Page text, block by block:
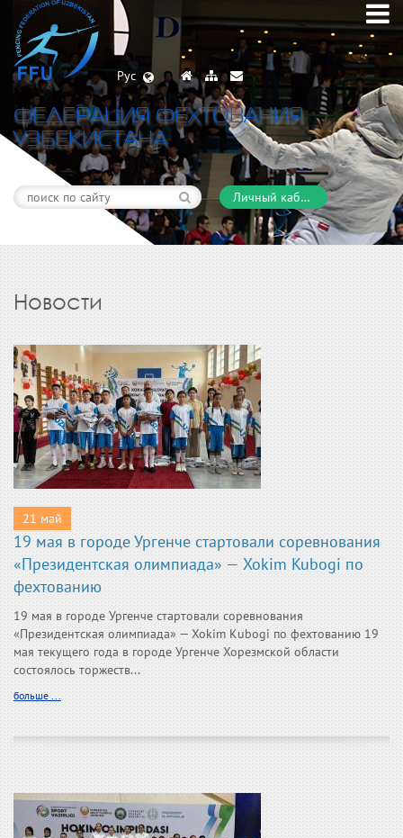
Рус
ФЕДЕРАЦИЯ ФЕХТОВАНИЯ
УЗБЕКИСТАНА
Личный кабинет
Новости
21 май
19 мая в городе Ургенче стартовали соревнования
«Президентская олимпиада» — Xokim Kubogi по
фехтованию
19 мая в городе Ургенче стартовали соревнования
«Президентская олимпиада» — Xokim Kubogi по фехтованию 19
мая текущего года в городе Ургенче Хорезмской области
состоялось торжеств...
больше ...